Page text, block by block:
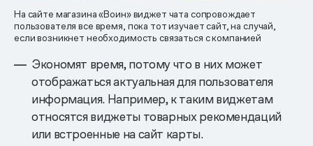
На сайте магазина «Воин» виджет чата сопровождает
пользователя все время, пока тот изучает сайт, на случай,
если возникнет необходимость связаться с компанией
Экономят время, потому что в них может
отображаться актуальная для пользователя
информация. Например, к таким виджетам
относятся виджеты товарных рекомендаций
или встроенные на сайт карты.